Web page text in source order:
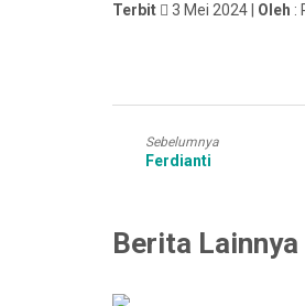
Terbit 3 Mei 2024 | Oleh :
Sebelumnya
Ferdianti
Berita Lainnya